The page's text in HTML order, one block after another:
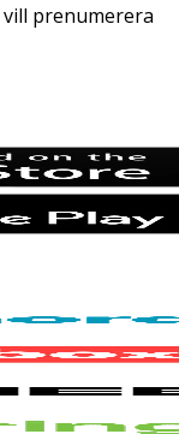
prenumerera